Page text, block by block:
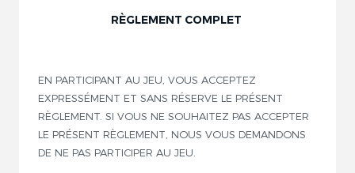
RÈGLEMENT COMPLET
EN PARTICIPANT AU JEU, VOUS ACCEPTEZ
EXPRESSÉMENT ET SANS RÉSERVE LE PRÉSENT
RÈGLEMENT. SI VOUS NE SOUHAITEZ PAS ACCEPTER
LE PRÉSENT RÈGLEMENT, NOUS VOUS DEMANDONS
DE NE PAS PARTICIPER AU JEU.